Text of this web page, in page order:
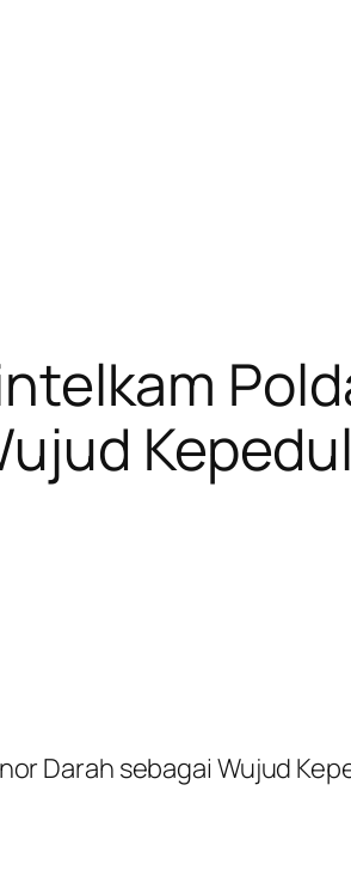
Darah sebagai Wujud